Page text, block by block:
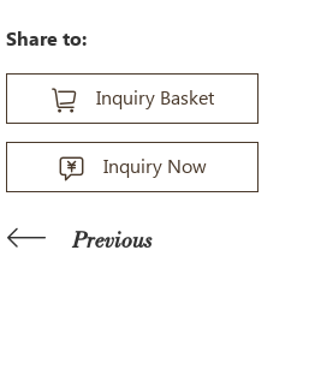
Share to:
Inquiry Basket
Inquiry Now
Previous